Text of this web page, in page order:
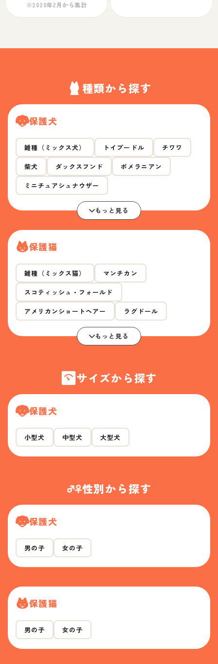
※2020年2月から集計
種類から探す
保護犬
雑種（ミックス犬） トイプードル チワワ
柴犬 ダックスフンド ポメラニアン
ミニチュアシュナウザー
もっと見る
保護猫
雑種（ミックス猫） マンチカン
スコティッシュ・フォールド
アメリカンショートヘアー ラグドール
もっと見る
サイズから探す
保護犬
小型犬 中型犬 大型犬
性別から探す
保護犬
男の子 女の子
保護猫
男の子 女の子